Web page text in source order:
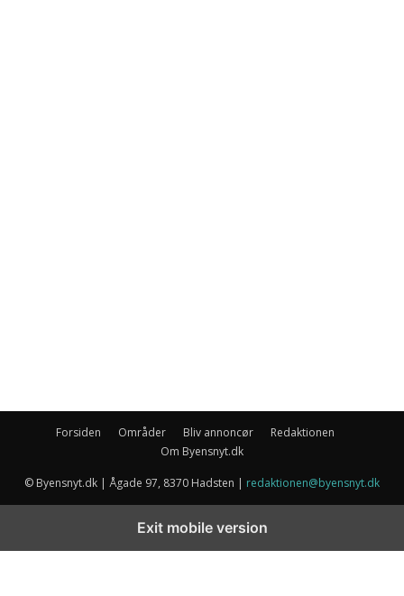
Forsiden Områder Bliv annoncør
Redaktionen
Om Byensnyt.dk
© Byensnyt.dk | Ågade 97, 8370 Hadsten | redaktionen@byensnyt.dk
Exit mobile version